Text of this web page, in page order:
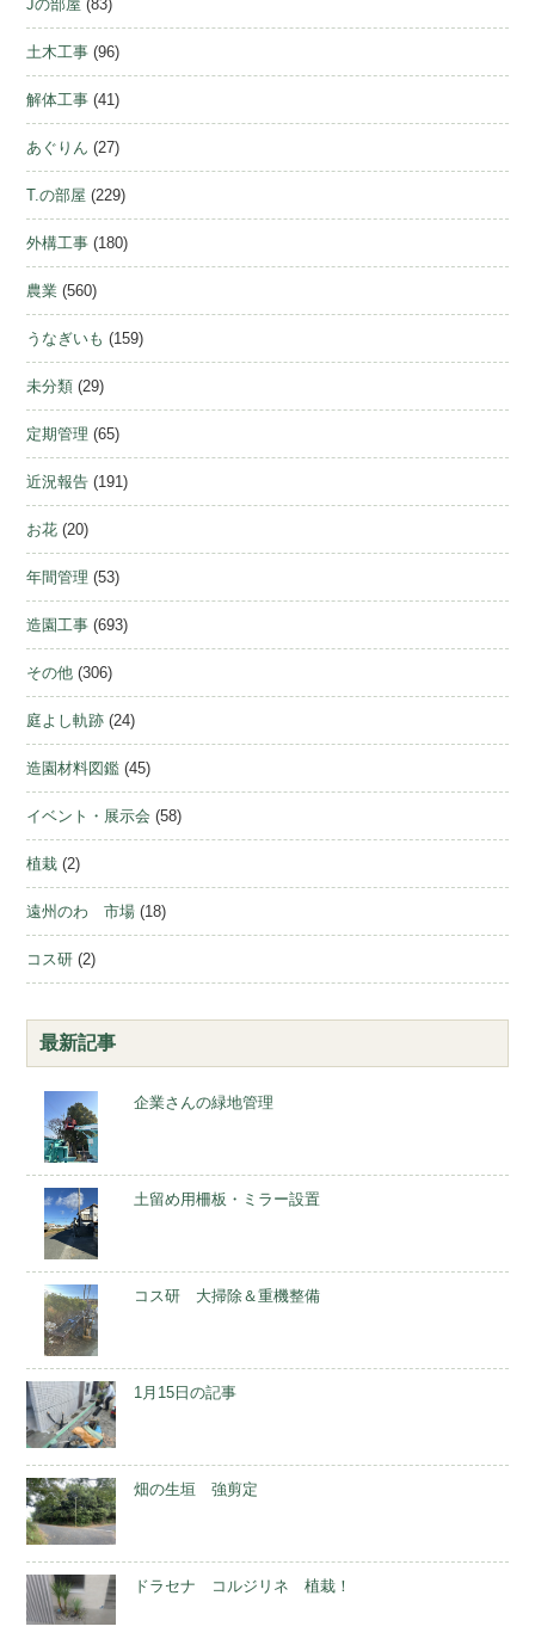
Jの部屋 (83)
土木工事 (96)
解体工事 (41)
あぐりん (27)
T.の部屋 (229)
外構工事 (180)
農業 (560)
うなぎいも (159)
未分類 (29)
定期管理 (65)
近況報告 (191)
お花 (20)
年間管理 (53)
造園工事 (693)
その他 (306)
庭よし軌跡 (24)
造園材料図鑑 (45)
イベント・展示会 (58)
植栽 (2)
遠州のわ 市場 (18)
コス研 (2)
最新記事
企業さんの緑地管理
土留め用柵板・ミラー設置
コス研 大掃除＆重機整備
1月15日の記事
畑の生垣 強剪定
ドラセナ コルジリネ 植栽！